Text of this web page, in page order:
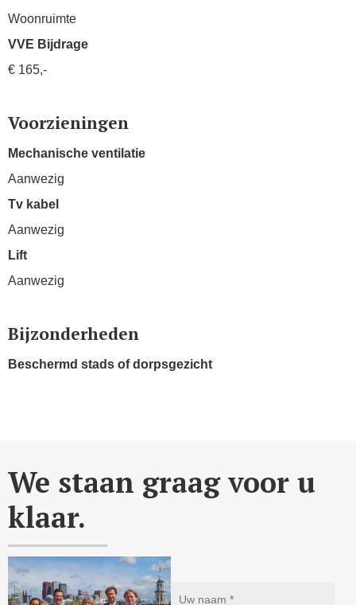
Woonruimte
VVE Bijdrage
€ 165,-
Voorzieningen
Mechanische ventilatie
Aanwezig
Tv kabel
Aanwezig
Lift
Aanwezig
Bijzonderheden
Beschermd stads of dorpsgezicht
We staan graag voor u
klaar.